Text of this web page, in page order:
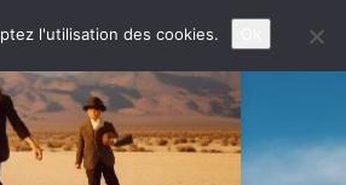
l'utilisation des cookies.